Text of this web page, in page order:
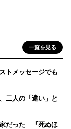
一覧を見る
トメッセージでも
二人の「違い」と
だった 『死ぬほ